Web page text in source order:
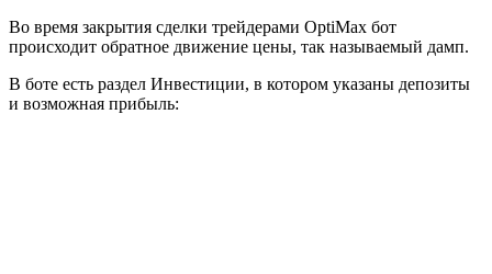
Во время закрытия сделки трейдерами OptiMax бот
происходит обратное движение цены, так называемый дамп.
В боте есть раздел Инвестиции, в котором указаны депозиты
и возможная прибыль: